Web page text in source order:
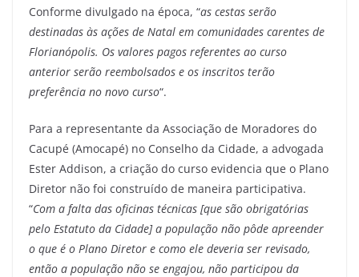
Conforme divulgado na época, “as cestas serão
destinadas às ações de Natal em comunidades carentes de
Florianópolis. Os valores pagos referentes ao curso
anterior serão reembolsados e os inscritos terão
preferência no novo curso“.
Para a representante da Associação de Moradores do
Cacupé (Amocapé) no Conselho da Cidade, a advogada
Ester Addison, a criação do curso evidencia que o Plano
Diretor não foi construído de maneira participativa.
“Com a falta das oficinas técnicas [que são obrigatórias
pelo Estatuto da Cidade] a população não pôde apreender
o que é o Plano Diretor e como ele deveria ser revisado,
então a população não se engajou, não participou da